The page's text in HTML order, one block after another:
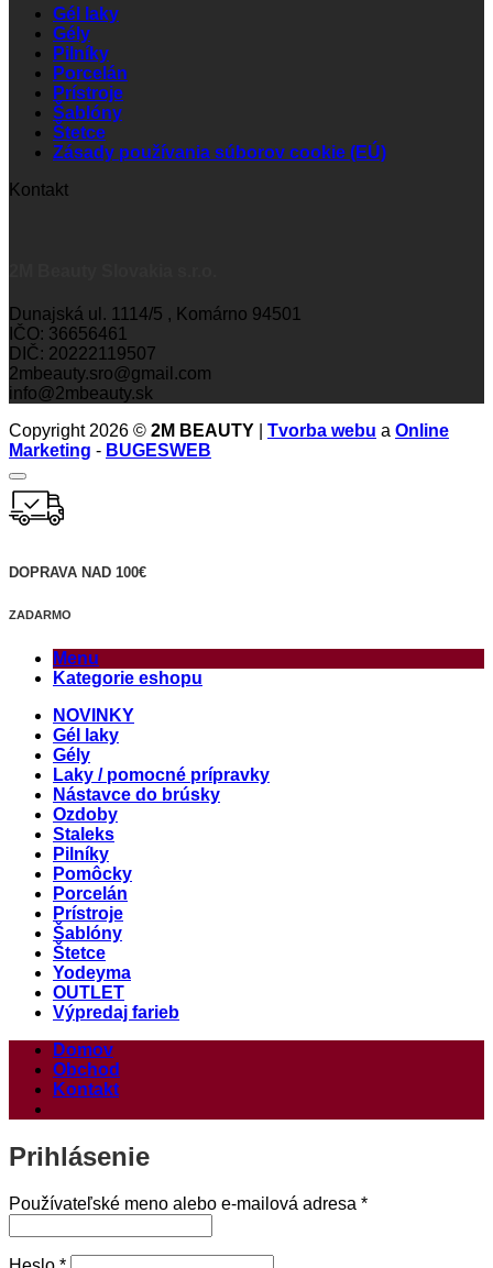
Gél laky
Gély
Pilníky
Porcelán
Prístroje
Šablóny
Štetce
Zásady používania súborov cookie (EÚ)
Kontakt
Dunajská ul. 1114/5 , Komárno 94501
IČO: 36656461
DIČ: 20222119507
2mbeauty.sro@gmail.com
info@2mbeauty.sk
Copyright 2026 © 2M BEAUTY Tvorba webu a Online
Marketing - BUGESWEB
DOPRAVA NAD 100€
ZADARMO
Menu
Kategorie eshopu
NOVINKY
Gél laky
Gély
Laky / pomocné prípravky
Nástavce do brúsky
Ozdoby
Staleks
Pilníky
Pomôcky
Porcelán
Prístroje
Šablóny
Štetce
Yodeyma
OUTLET
Výpredaj farieb
Domov
Obchod
Kontakt
Prihlásenie
Používateľské meno alebo e-mailová adresa *Povinné
Povinné